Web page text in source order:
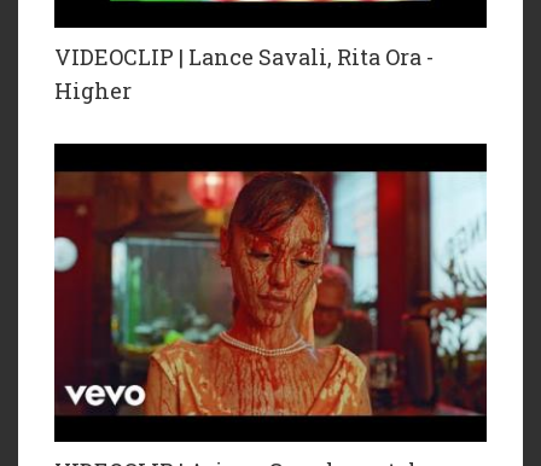
VIDEOCLIP | Lance Savali, Rita Ora -
Higher